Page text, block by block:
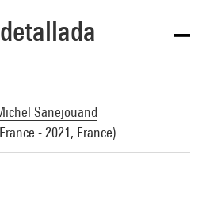
Sanejouand
- 2021, France)